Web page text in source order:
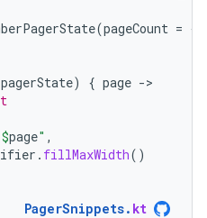
(pageCount = {
pagerState) { page -
$page" ,
. fillMaxWidth()
PagerSnippets. kt